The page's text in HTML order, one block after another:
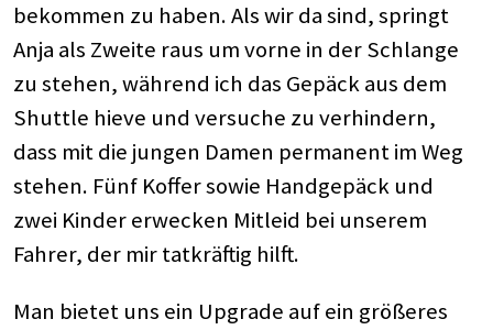
bekommen zu haben. Als wir da sind, springt
Anja als Zweite raus um vorne in der Schlange
zu stehen, während ich das Gepäck aus dem
Shuttle hieve und versuche zu verhindern,
dass mit die jungen Damen permanent im Weg
stehen. Fünf Koffer sowie Handgepäck und
zwei Kinder erwecken Mitleid bei unserem
Fahrer, der mir tatkräftig hilft.
Man bietet uns ein Upgrade auf ein größeres